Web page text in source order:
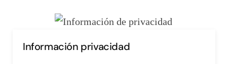
Información privacidad